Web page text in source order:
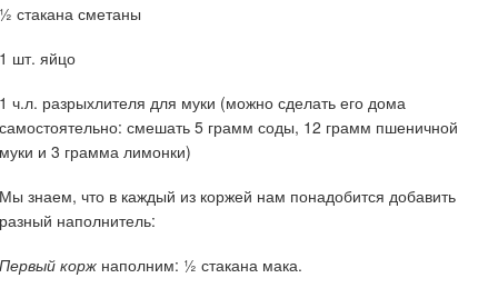
½ стакана сметаны
1 шт. яйцо
1 ч.л. разрыхлителя для муки (можно сделать его дома
самостоятельно: смешать 5 грамм соды, 12 грамм пшеничной
муки и 3 грамма лимонки)
Мы знаем, что в каждый из коржей нам понадобится добавить
разный наполнитель:
Первый корж наполним: ½ стакана мака.